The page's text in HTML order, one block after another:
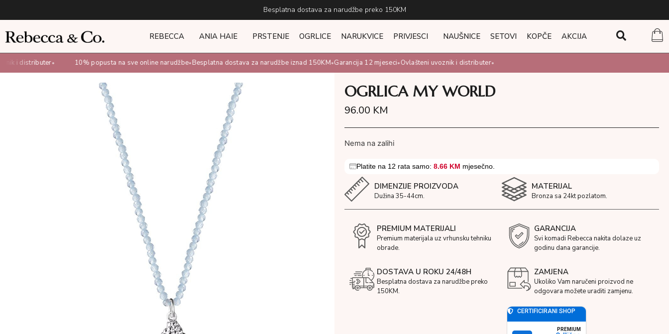
Besplatna dostava za narudžbe preko 150KM
REBECCA ANIA HAIE PRSTENJE OGRLICE NARUKVICE PRIVJESCI NAUŠNICE SETOVI KOPČE AKCIJA
i distributer• 10% popusta na sve online narudžbe•Besplatna dostava za narudžbe iznad 150KM•Garancija 12 mjeseci•Ovlašteni uvoznik i distributer•
OGRLICA MY WORLD
96.00 KM
Nema na zalihi
Platite na 12 rata samo: 8.66 KM mjesečno.
DIMENZIJE PROIZVODA
Dužina 35-44cm.
MATERIJAL
Bronza sa 24kt pozlatom.
PREMIUM MATERIJALI
Premium materijala uz vrhunsku tehniku
obrade.
GARANCIJA
Svi komadi Rebecca nakita dolaze uz
godinu dana garancije.
DOSTAVA U ROKU 24/48H
Besplatna dostava za narudžbe preko
150KM.
ZAMJENA
Ukoliko Vam naručeni proizvod ne
odgovara možete uraditi zamjenu.